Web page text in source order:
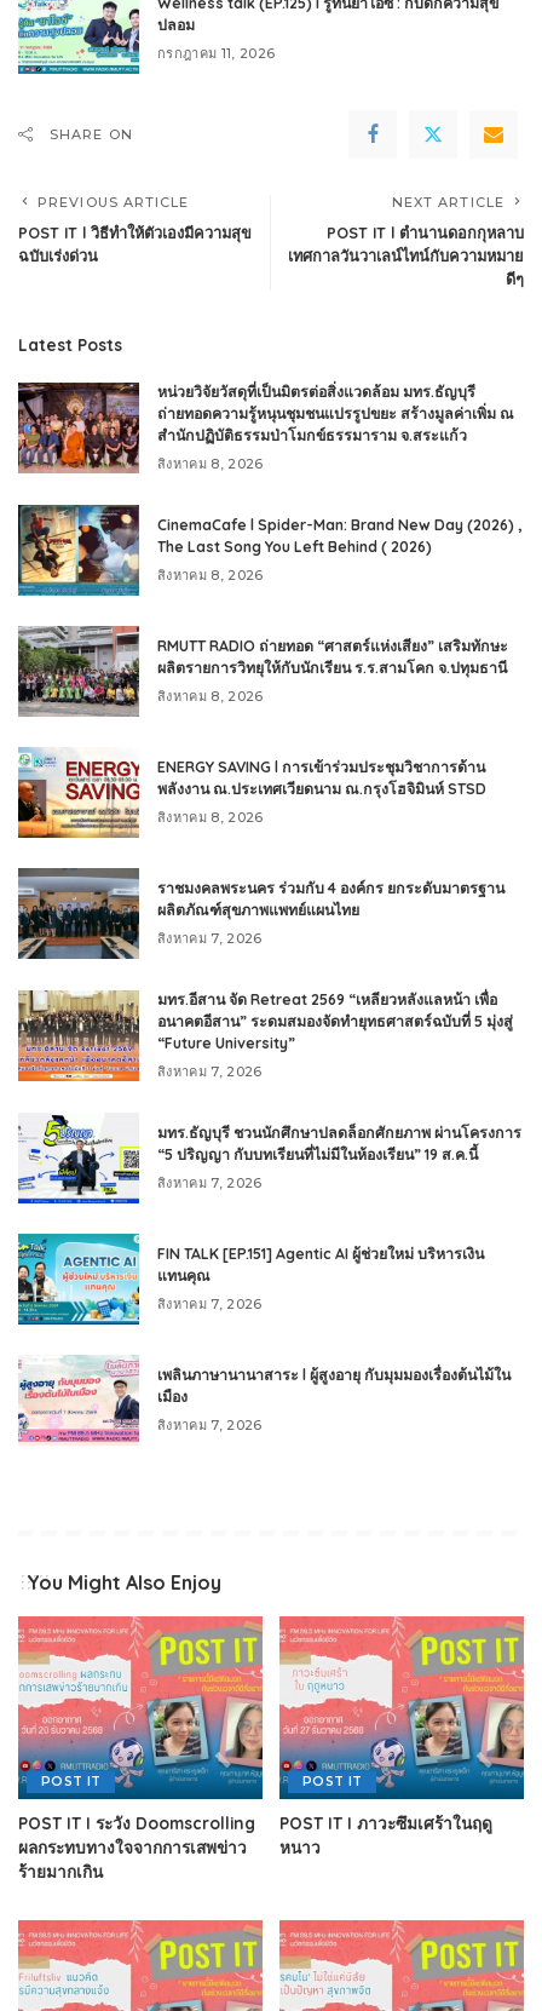
ปลอม
กรกฎาคม 11, 2026
SHARE ON
PREVIOUS ARTICLE
POST IT l วิธีทำให้ตัวเองมีความสุข
ฉบับเร่งด่วน
NEXT ARTICLE
POST IT l ตำนานดอกกุหลาบ
เทศกาลวันวาเลน์ไทน์กับความหมาย
ดีๆ
Latest Posts
หน่วยวิจัยวัสดุที่เป็นมิตรต่อสิ่งแวดล้อม มทร.ธัญบุรี
ถ่ายทอดความรู้หนุนชุมชนแปรรูปขยะ สร้างมูลค่าเพิ่ม ณ
สำนักปฏิบัติธรรมป่าโมกข์ธรรมาราม จ.สระแก้ว
สิงหาคม 8, 2026
CinemaCafe l Spider-Man: Brand New Day (2026) ,
The Last Song You Left Behind ( 2026)
สิงหาคม 8, 2026
RMUTT RADIO ถ่ายทอด “ศาสตร์แห่งเสียง” เสริมทักษะ
ผลิตรายการวิทยุให้กับนักเรียน ร.ร.สามโคก จ.ปทุมธานี
สิงหาคม 8, 2026
ENERGY SAVING l การเข้าร่วมประชุมวิชาการด้าน
พลังงาน ณ.ประเทศเวียดนาม ณ.กรุงโฮจิมินห์ STSD
สิงหาคม 8, 2026
ราชมงคลพระนคร ร่วมกับ 4 องค์กร ยกระดับมาตรฐาน
ผลิตภัณฑ์สุขภาพแพทย์แผนไทย
สิงหาคม 7, 2026
มทร.อีสาน จัด Retreat 2569 “เหลียวหลังแลหน้า เพื่อ
อนาคตอีสาน” ระดมสมองจัดทำยุทธศาสตร์ฉบับที่ 5 มุ่งสู่
“Future University”
สิงหาคม 7, 2026
มทร.ธัญบุรี ชวนนักศึกษาปลดล็อกศักยภาพ ผ่านโครงการ
“5 ปริญญา กับบทเรียนที่ไม่มีในห้องเรียน” 19 ส.ค.นี้
สิงหาคม 7, 2026
FIN TALK [EP.151] Agentic AI ผู้ช่วยใหม่ บริหารเงิน
แทนคุณ
สิงหาคม 7, 2026
เพลินภาษานานาสาระ l ผู้สูงอายุ กับมุมมองเรื่องต้นไม้ใน
เมือง
สิงหาคม 7, 2026
You Might Also Enjoy
POST IT
POST IT I ระวัง Doomscrolling
ผลกระทบทางใจจากการเสพข่าว
ร้ายมากเกิน
POST IT
POST IT I ภาวะซึมเศร้าในฤดู
หนาว